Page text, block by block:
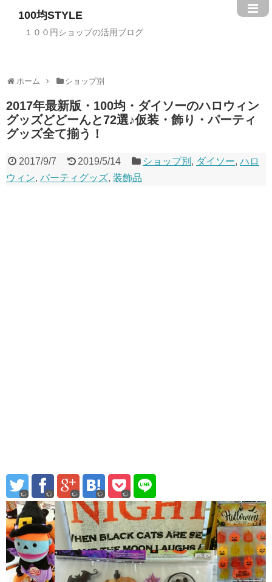
100均STYLE
１００円ショップの活用ブログ
ホーム ショップ別
2017年最新版・100均・ダイソーのハロウィン
グッズどどーんと72選♪仮装・飾り・パーティ
グッズ全て揃う！
2017/9/7 2019/5/14 ショップ別 , ダイソー,ハロ
ウィン, パーティグッズ, 装飾品